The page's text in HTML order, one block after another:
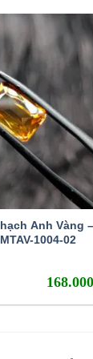
bị thương
Anh Vàng –
1004-02
168.000